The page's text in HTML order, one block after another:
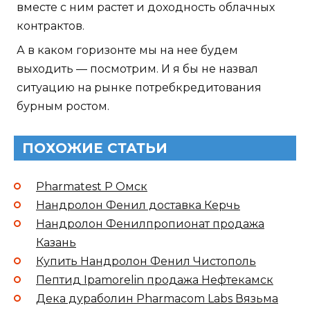
вместе с ним растет и доходность облачных
контрактов.
А в каком горизонте мы на нее будем
выходить — посмотрим. И я бы не назвал
ситуацию на рынке потребкредитования
бурным ростом.
ПОХОЖИЕ СТАТЬИ
Pharmatest P Омск
Нандролон Фенил доставка Керчь
Нандролон Фенилпропионат продажа
Казань
Купить Нандролон Фенил Чистополь
Пептид Ipamorelin продажа Нефтекамск
Дека дураболин Pharmacom Labs Вязьма